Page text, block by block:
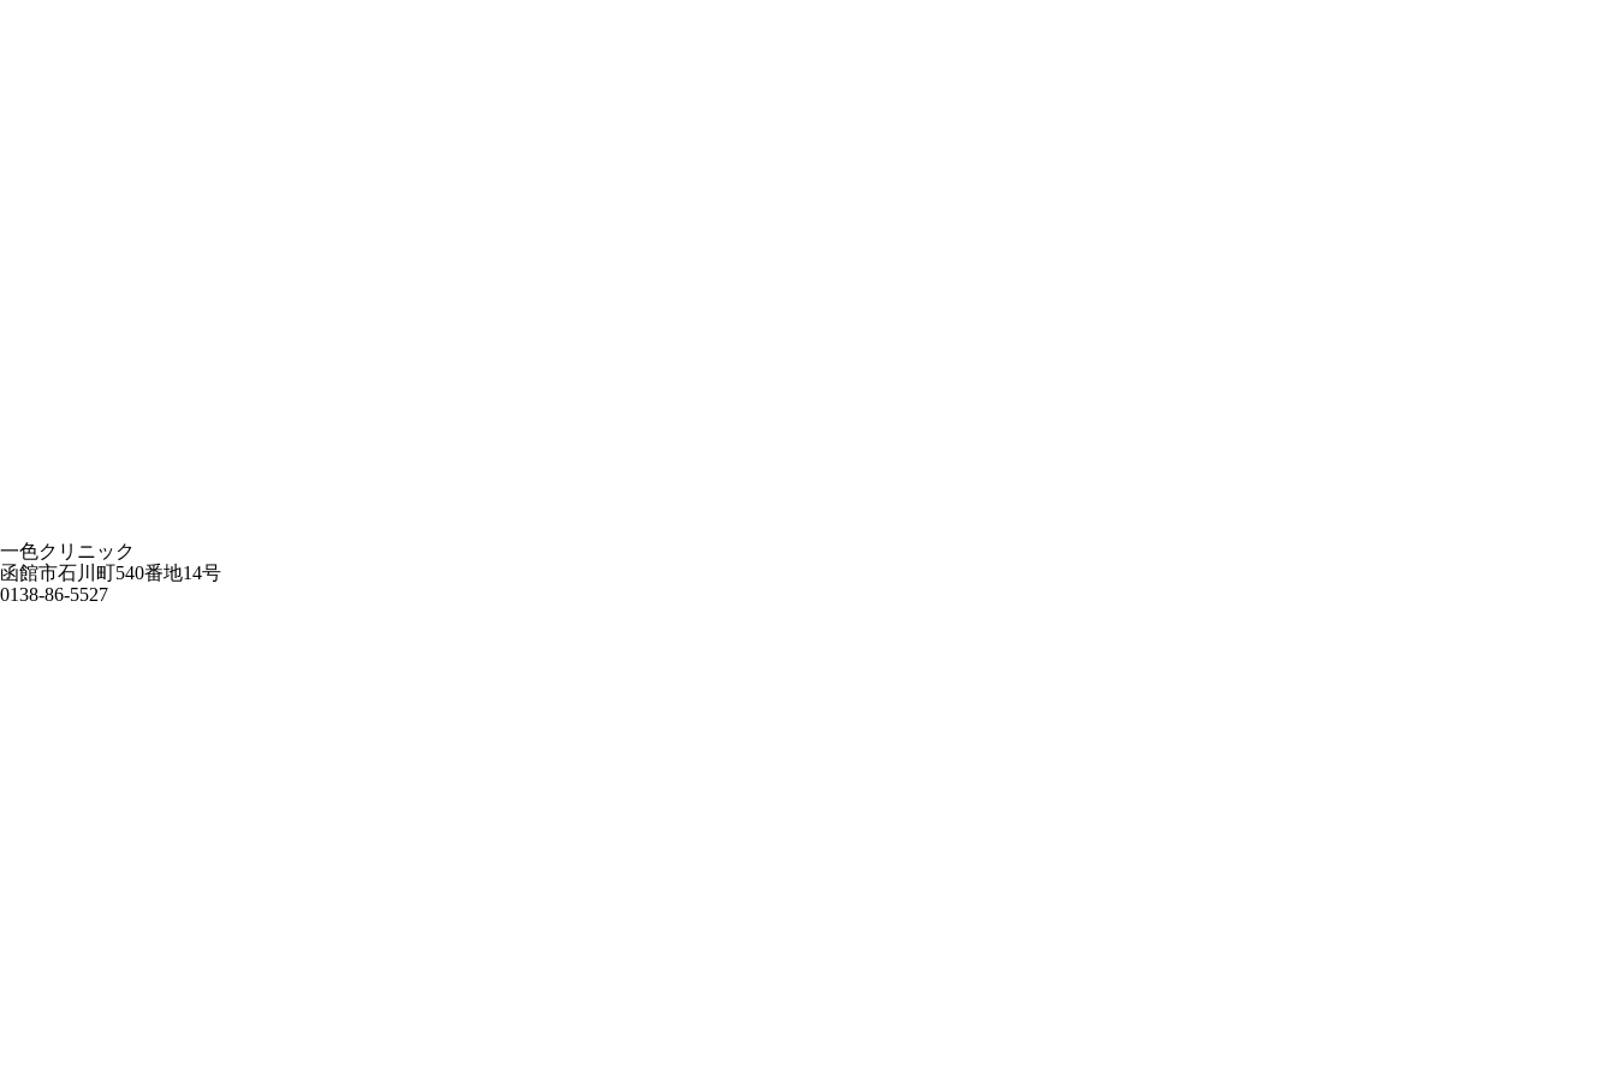
一色クリニック
函館市石川町540番地14号
0138-86-5527